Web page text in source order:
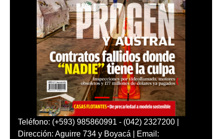
Teléfono: (+593) 985860991 - (042) 2327200 |
Dirección: Aguirre 734 y Boyacá | Email: